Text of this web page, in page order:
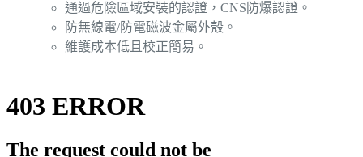
通過危險區域安裝的認證，CNS防爆認證。
防無線電/防電磁波金屬外殼。
維護成本低且校正簡易。